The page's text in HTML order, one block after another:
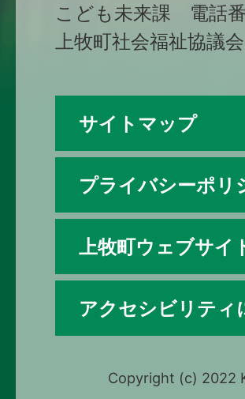
こども未来課 電話
上牧町社会福祉協
サイトマップ
プライバシーポリ
上牧町ウェブサイ
アクセシビリティ
Copyright (c) 2022